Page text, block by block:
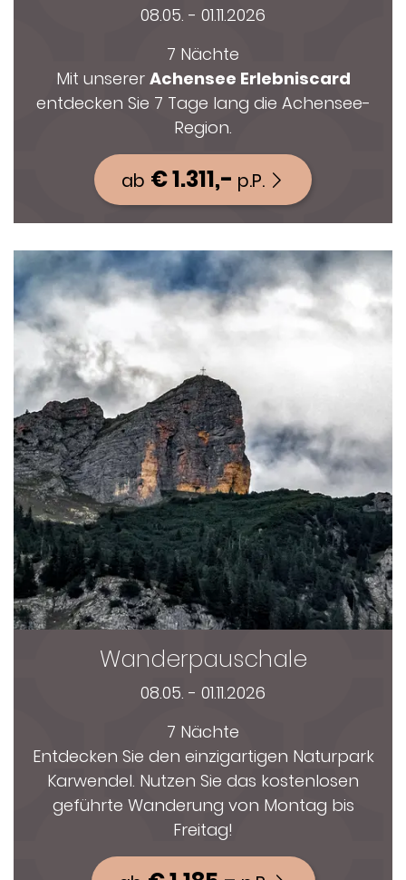
08.05. - 01.11.2026
7 Nächte
Mit unserer Achensee Erlebniscard
entdecken Sie 7 Tage lang die Achensee-
Region.
ab € 1.311,- p.P.
Wanderpauschale
08.05. - 01.11.2026
7 Nächte
Entdecken Sie den einzigartigen Naturpark
Karwendel. Nutzen Sie das kostenlosen
geführte Wanderung von Montag bis
Freitag!